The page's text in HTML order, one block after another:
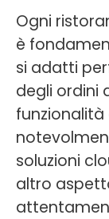
Ogni
è
si adatti
degli ordini
soluzioni
altro